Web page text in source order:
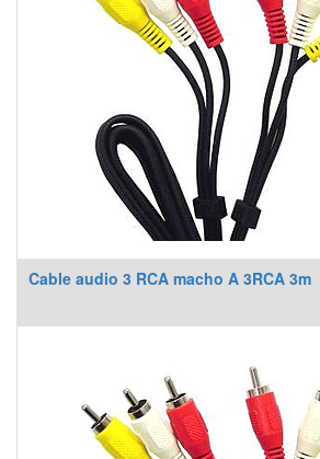
Cable audio 3 RCA macho A 3RCA 3m